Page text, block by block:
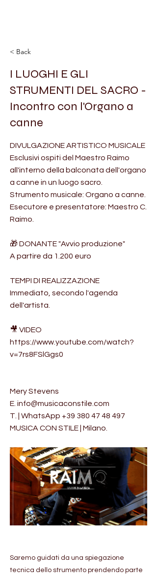
< Back
I LUOGHI E GLI
STRUMENTI DEL SACRO -
Incontro con l'Organo a
canne
DIVULGAZIONE ARTISTICO MUSICALE
Esclusivi ospiti del Maestro Raimo
all'interno della balconata dell'organo
a canne in un luogo sacro.
Strumento musicale: Organo a canne.
Esecutore e presentatore: Maestro C.
Raimo.
🎁 DONANTE "Avvio produzione"
A partire da 1.200 euro
TEMPI DI REALIZZAZIONE
Immediato, secondo l'agenda
dell'artista.
🎥 VIDEO
https://www.youtube.com/watch?
v=7rs8FSlGgs0
Mery Stevens
E. info@musicaconstile.com
T. | WhatsApp +39 380 47 48 497
MUSICA CON STILE | Milano.
Saremo guidati da una spiegazione
tecnica dello strumento prendendo parte